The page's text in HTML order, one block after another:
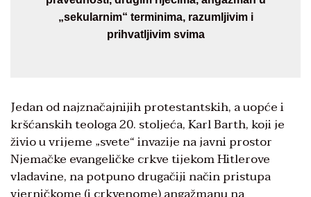
„sekularnim“ terminima, razumljivim i
prihvatljivim svima
Jedan od najznačajnijih protestantskih, a uopće i
kršćanskih teologa 20. stoljeća, Karl Barth, koji je
živio u vrijeme „svete“ invazije na javni prostor
Njemačke evangeličke crkve tijekom Hitlerove
vladavine, na potpuno drugačiji način pristupa